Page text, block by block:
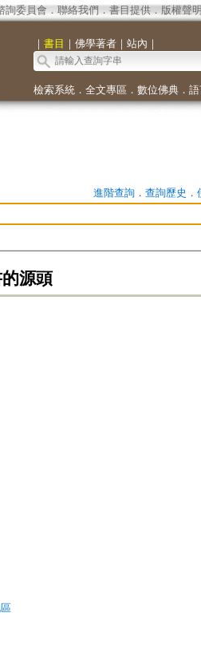
詢委員會． 聯絡我們 ． 書目提供． 版權聲明
｜ 書目 ｜ 佛學著者｜ 站內 ｜
檢索系統． 全文專區 ． 數位佛典．
進階查詢． 查詢歷史 ．
源頭